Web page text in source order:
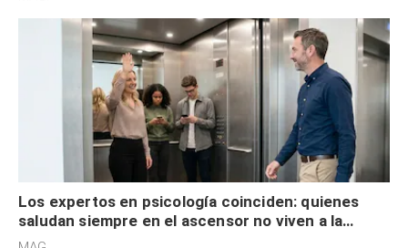
Los expertos en psicología coinciden: quienes
saludan siempre en el ascensor no viven a la
defensiva y tienen apertura social